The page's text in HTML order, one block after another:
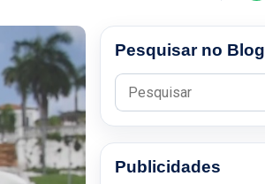
Pesquisar no Blog
Pesquisar por:
Publicidades